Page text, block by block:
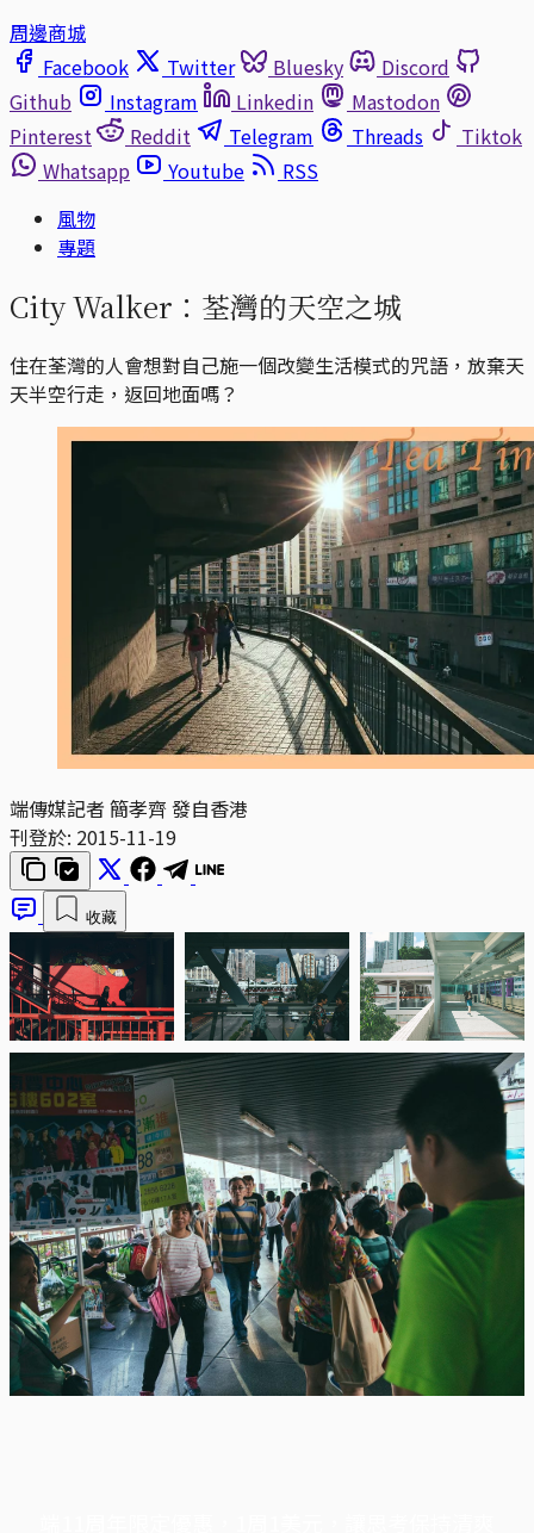
周邊商城
Facebook
Twitter Bluesky
Discord
Github
Instagram Linkedin
Mastodon
Pinterest
Reddit Telegram Threads
Tiktok
Whatsapp
Youtube
RSS
風物
專題
City Walker：荃灣的天空之城
住在荃灣的人會想對自己施一個改變生活模式的咒語，放棄天
天半空行走，返回地面嗎？
端傳媒記者 簡孝齊 發自香港
刊登於: 2015-11-19
收藏